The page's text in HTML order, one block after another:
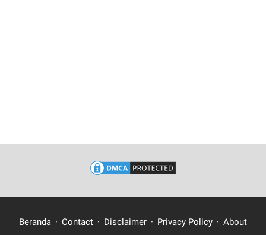
Beranda Contact Disclaimer Privacy Policy About